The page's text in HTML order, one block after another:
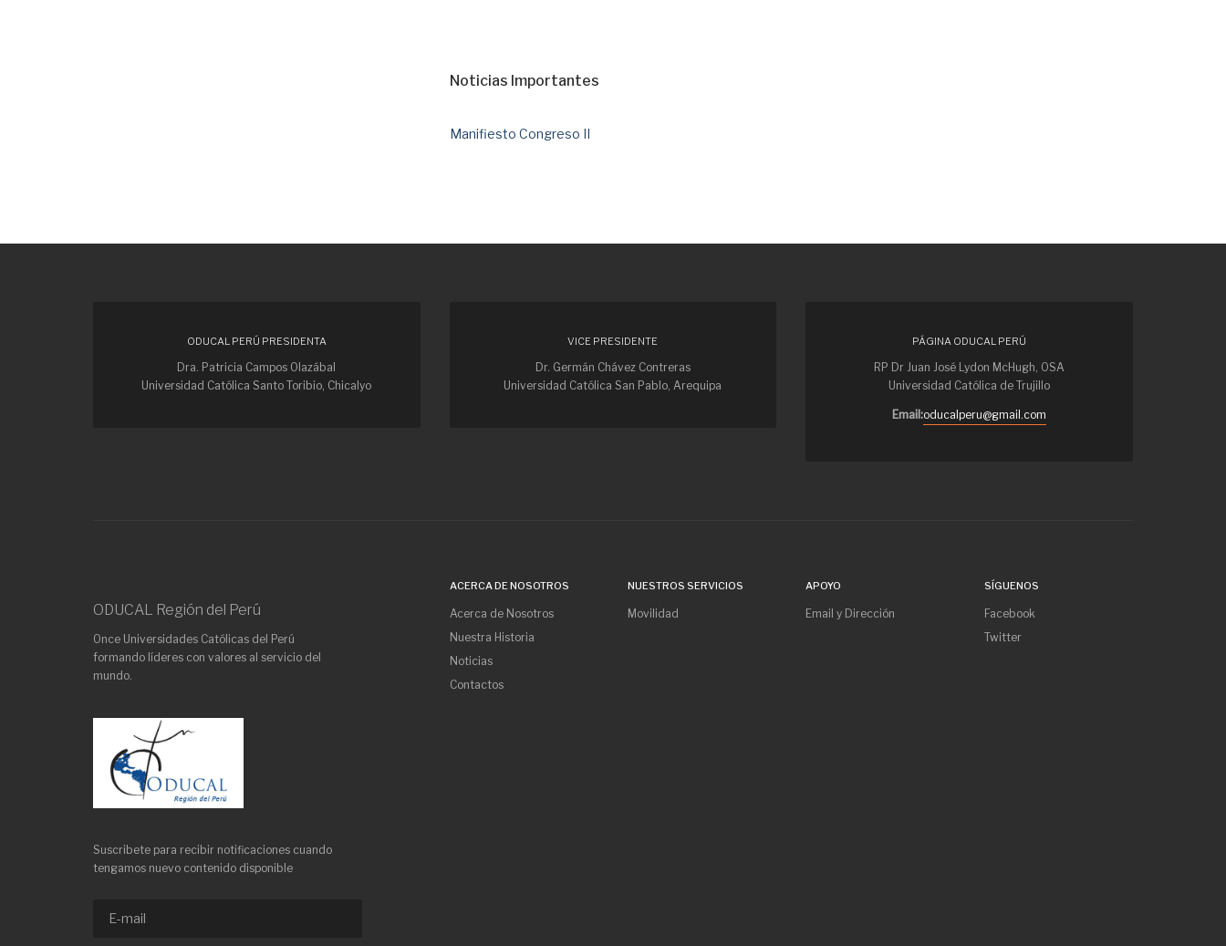
Noticias Importantes
Manifiesto Congreso II
ODUCAL PERÚ PRESIDENTA
Dra. Patricia Campos Olazábal
Universidad Católica Santo Toribio, Chicalyo
VICE PRESIDENTE
Dr. Germán Chávez Contreras
Universidad Católica San Pablo, Arequipa
PÁGINA ODUCAL PERÚ
RP Dr Juan José Lydon McHugh, OSA
Universidad Católica de Trujillo
Email:oducalperu@gmail.com
ODUCAL Región del Perú
Once Universidades Católicas del Perú
formando líderes con valores al servicio del
mundo.
Suscribete para recibir notificaciones cuando
tengamos nuevo contenido disponible
ACERCA DE NOSOTROS
Acerca de Nosotros
Nuestra Historia
Noticias
Contactos
NUESTROS SERVICIOS
Movilidad
APOYO
Email y Dirección
SÍGUENOS
Facebook
Twitter